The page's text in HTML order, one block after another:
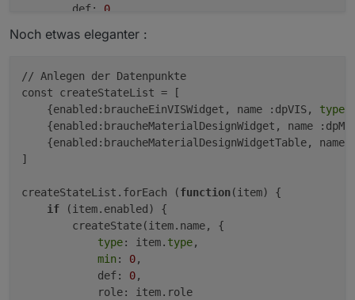
        def:
0
    });
Noch etwas eleganter :
// Anlegen der Datenpunkte
const createStateList = [
    {enabled:braucheEinVISWidget, name :dpVIS,
type
{enabled:braucheMaterialDesignWidget, name
{enabled:braucheMaterialDesignWidgetTable, name
]
createStateList.forEach (function(item)
{
if (item.enabled) {
        createState(item.name, {
type: item. type,
min : 0,
            def:
0,
            role: item.role